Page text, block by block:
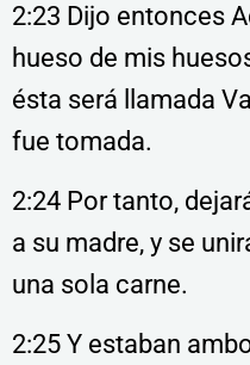
2:23 Dijo entonces
hueso de mis
ésta será llamada
fue tomada.
2:24 Por tanto,
a su madre, y se
una sola carne.
2:25 Y estaban